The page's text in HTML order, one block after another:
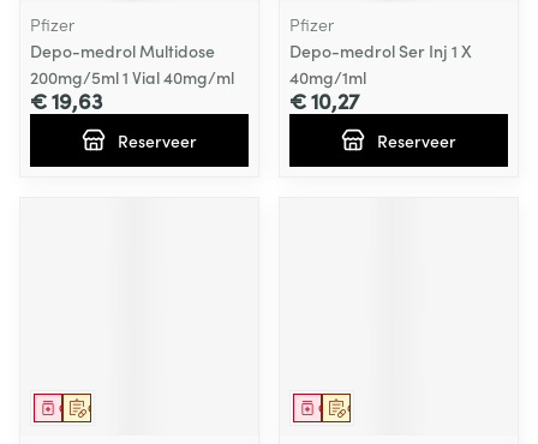
Pfizer
Depo-medrol Multidose
200mg/5ml 1 Vial 40mg/ml
€ 19,63
Reserveer
Pfizer
Depo-medrol Ser Inj 1 X
40mg/1ml
€ 10,27
Reserveer
Op voorschrift
Geneesmiddel Op voorschrift
Geneesmiddel